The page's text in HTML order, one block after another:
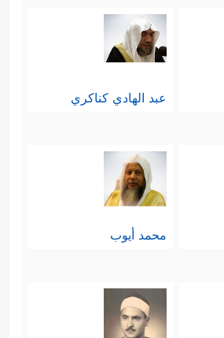
عبد الهادي كناكري
محمد أيوب